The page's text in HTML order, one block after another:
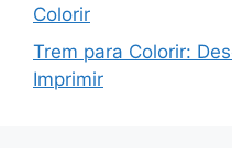
Colorir
Trem para Colorir:
Imprimir